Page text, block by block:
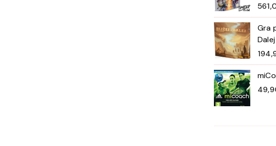
Gra
Dalej